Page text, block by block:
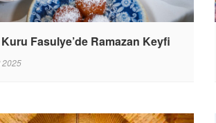
Fasulye’de Ramazan Keyfi
2025